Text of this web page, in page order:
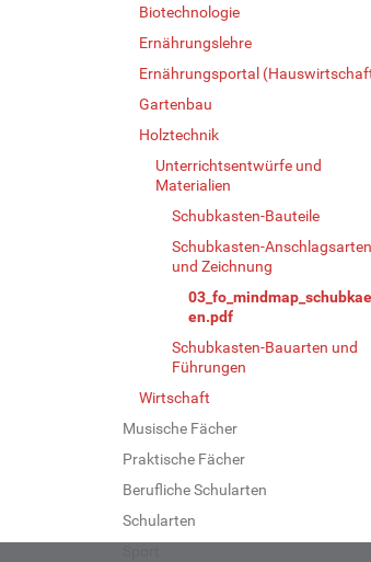
Biotechnologie
Ernährungslehre
Ernährungsportal
Gartenbau
Holztechnik
Unterrichtsentwürfe und
Materialien
Schubkasten-Bauteile
Schubkasten-Anschlagsarten
und Zeichnung
en.pdf
Schubkasten-Bauarten und
Führungen
Wirtschaft
Musische Fächer
Praktische Fächer
Berufliche Schularten
Schularten